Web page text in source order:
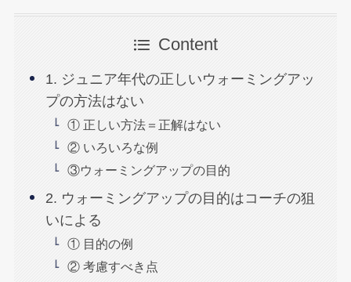
Content
1. ジュニア年代の正しいウォーミングアッ
プの方法はない
① 正しい方法＝正解はない
② いろいろな例
③ウォーミングアップの目的
2. ウォーミングアップの目的はコーチの狙
いによる
① 目的の例
② 考慮すべき点